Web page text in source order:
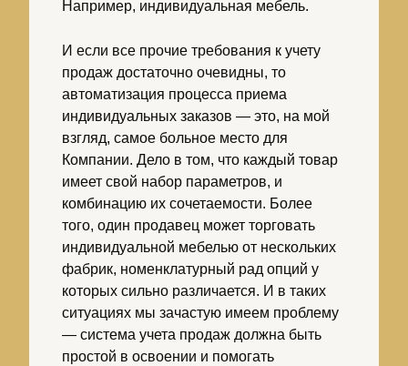
Например, индивидуальная мебель.
И если все прочие требования к учету
продаж достаточно очевидны, то
автоматизация процесса приема
индивидуальных заказов — это, на мой
взгляд, самое больное место для
Компании. Дело в том, что каждый товар
имеет свой набор параметров, и
комбинацию их сочетаемости. Более
того, один продавец может торговать
индивидуальной мебелью от нескольких
фабрик, номенклатурный рад опций у
которых сильно различается. И в таких
ситуациях мы зачастую имеем проблему
— система учета продаж должна быть
простой в освоении и помогать